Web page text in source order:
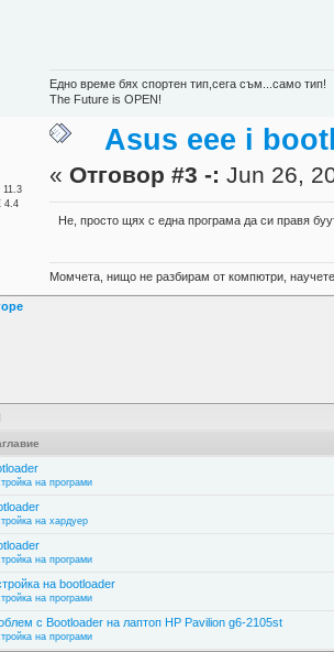
Едно време бях спортен тип,сега съм...само тип!
The Future is OPEN!
11.3
4.4
Asus eee i
« Отговор #3 -: Jun 26,
Не, просто щях с една програма да си правя
Момчета, нищо не разбирам от компютри,
на програми
на хардуер
на програми
на bootloader
на програми
с Bootloader на лаптоп HP Pavilion g6-2105st
на програми